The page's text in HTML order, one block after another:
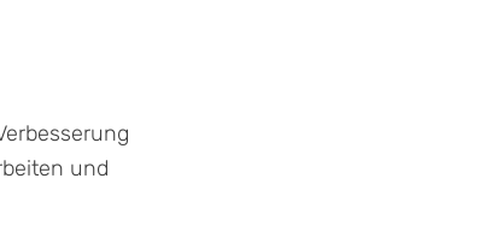
und